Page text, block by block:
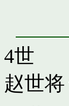
4世
赵世将